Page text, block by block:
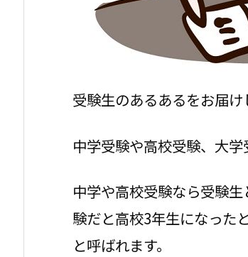
受験生のあるあるをお届け
中学受験や高校受験、大学
中学や高校受験なら受験
験だと高校3年生になった
と呼ばれます。